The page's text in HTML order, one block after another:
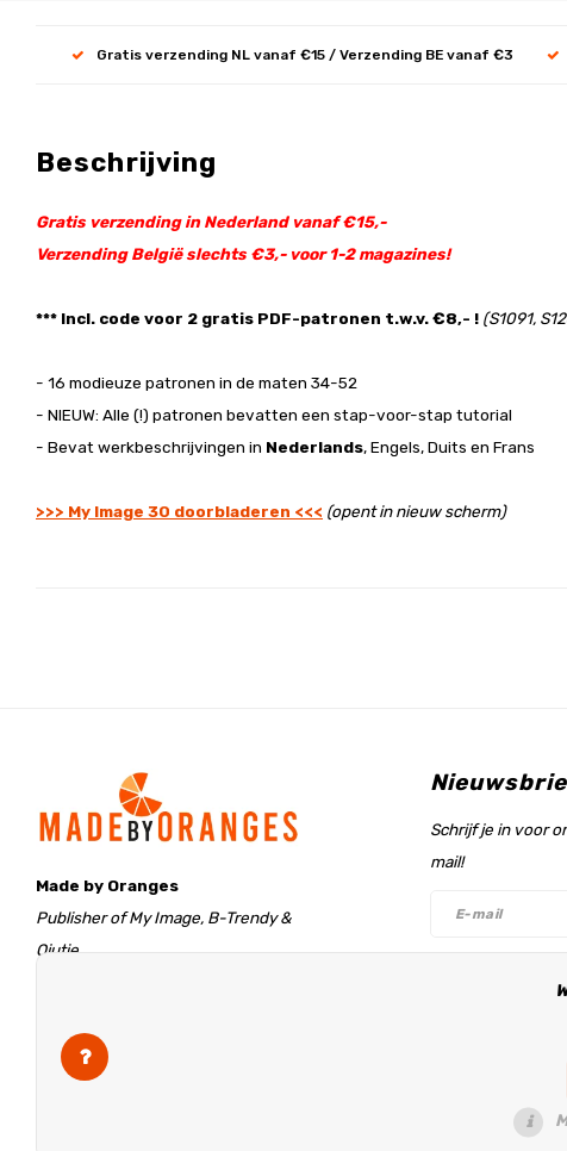
Gratis verzending NL vanaf €15 / Verzending BE vanaf €3
Beschrijving
Gratis verzending in Nederland vanaf €15,-
Verzending België slechts €3,- voor 1-2 magazines!
*** Incl. code voor 2 gratis PDF-patronen t.w.v. €8,- ! (S1091,
- 16 modieuze patronen in de maten 34-52
- NIEUW: Alle (!) patronen bevatten een stap-voor-stap tutorial
- Bevat werkbeschrijvingen in Nederlands, Engels, Duits en Frans
>>> My Image 30 doorbladeren <<< (opent in nieuw scherm)
Made by Oranges
Publisher of My Image, B-Trendy &
Qjutie
The Netherlands
info@madebyoranges.com
Schrijf je in voor
mail!